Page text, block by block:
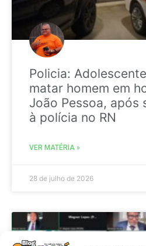
Policia:
matar homem em
João Pessoa, após
à polícia no RN
VER MATÉRIA »
28 de julho de 2026